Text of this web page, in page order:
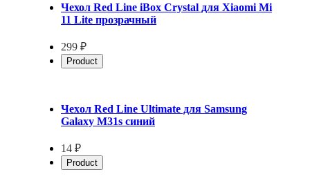
Чехол Red Line iBox Crystal для Xiaomi Mi
11 Lite прозрачный
299 ₽
Product
Чеxол Red Line Ultimate для Samsung
Galaxy M31s синий
14 ₽
Product